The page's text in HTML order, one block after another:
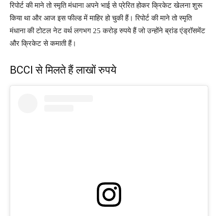
रिपोर्ट की माने तो स्मृति मंधाना अपने भाई से प्रेरित होकर क्रिकेट खेलना शुरू
किया था और आज इस फील्ड में माहिर हो चुकी हैं। रिपोर्ट की माने तो स्मृति
मंधाना की टोटल नेट वर्थ लगभग 25 करोड़ रुपये हैं जो उन्होंने ब्रांड एंड्रॉसमेंट
और क्रिकेट से कमाती हैं।
BCCI से मिलते हैं लाखों रुपये